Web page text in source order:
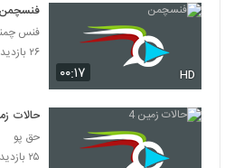
۰۰:۱۷ HD
فنسچمن
فنس
۲۶ بازدید
حالات
حق پو
۲۵ بازدید